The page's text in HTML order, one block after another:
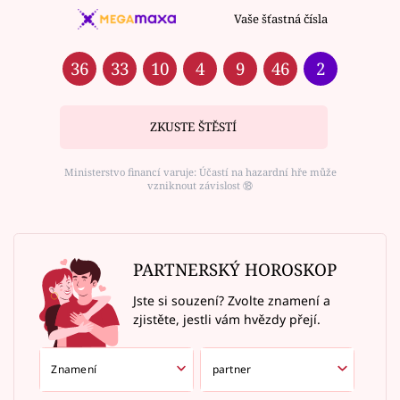
Vaše šťastná čísla
36 33 10 4 9 46 2
ZKUSTE ŠTĚSTÍ
Ministerstvo financí varuje: Účastí na hazardní hře může
vzniknout závislost ⑱
PARTNERSKÝ HOROSKOP
Jste si souzení? Zvolte znamení a
zjistěte, jestli vám hvězdy přejí.